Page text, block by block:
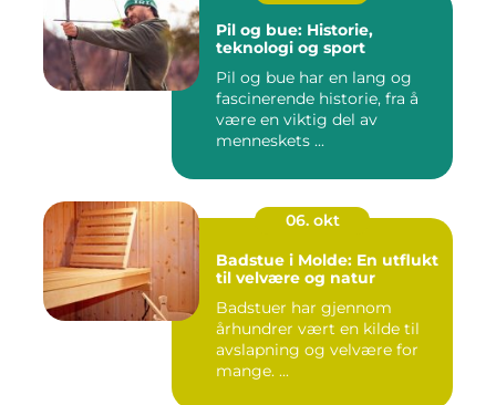
Pil og bue: Historie,
teknologi og sport
Pil og bue har en lang og
fascinerende historie, fra å
være en viktig del av
menneskets ...
06. okt
Badstue i Molde: En utflukt
til velvære og natur
Badstuer har gjennom
århundrer vært en kilde til
avslapning og velvære for
mange. ...